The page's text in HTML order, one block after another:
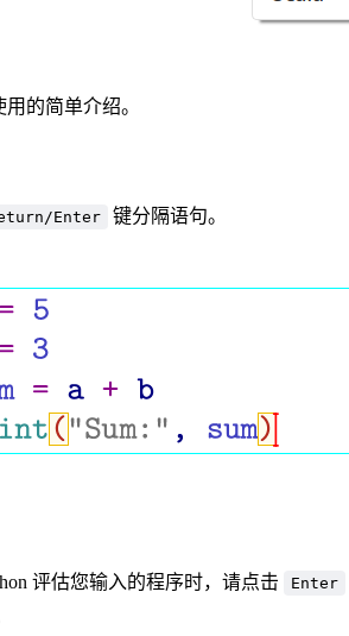
的简单介绍。
Enter 键分隔语句。
评估您输入的程序时，请点击 Enter